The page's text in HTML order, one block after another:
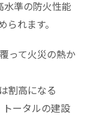
水準の防火性能
れます。
って火災の熱か
割高になる
トータルの建設